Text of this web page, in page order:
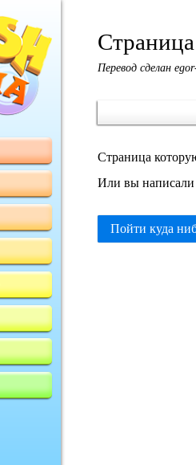
Перевод сделан
Страница
Или вы написали
Пойти куда